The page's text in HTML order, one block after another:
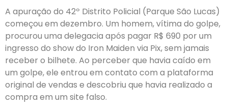
A apuração do 42º Distrito Policial (Parque São Lucas)
começou em dezembro. Um homem, vítima do golpe,
procurou uma delegacia após pagar R$ 690 por um
ingresso do show do Iron Maiden via Pix, sem jamais
receber o bilhete. Ao perceber que havia caído em
um golpe, ele entrou em contato com a plataforma
original de vendas e descobriu que havia realizado a
compra em um site falso.